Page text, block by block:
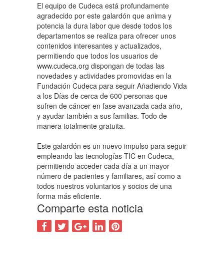
El equipo de Cudeca está profundamente
agradecido por este galardón que anima y
potencia la dura labor que desde todos los
departamentos se realiza para ofrecer unos
contenidos interesantes y actualizados,
permitiendo que todos los usuarios de
www.cudeca.org dispongan de todas las
novedades y actividades promovidas en la
Fundación Cudeca para seguir Añadiendo Vida
a los Días de cerca de 600 personas que
sufren de cáncer en fase avanzada cada año,
y ayudar también a sus familias. Todo de
manera totalmente gratuita.
Este galardón es un nuevo impulso para seguir
empleando las tecnologías TIC en Cudeca,
permitiendo acceder cada día a un mayor
número de pacientes y familiares, así como a
todos nuestros voluntarios y socios de una
forma más eficiente.
Comparte esta noticia